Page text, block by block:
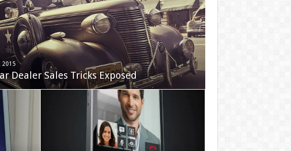
2015
Dealer Sales Tricks Exposed